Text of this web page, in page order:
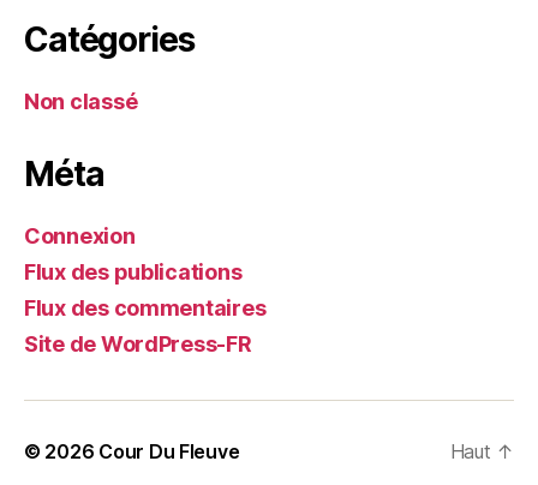
Catégories
Non classé
Méta
Connexion
Flux des publications
Flux des commentaires
Site de WordPress-FR
© 2026 Cour Du Fleuve Haut ↑